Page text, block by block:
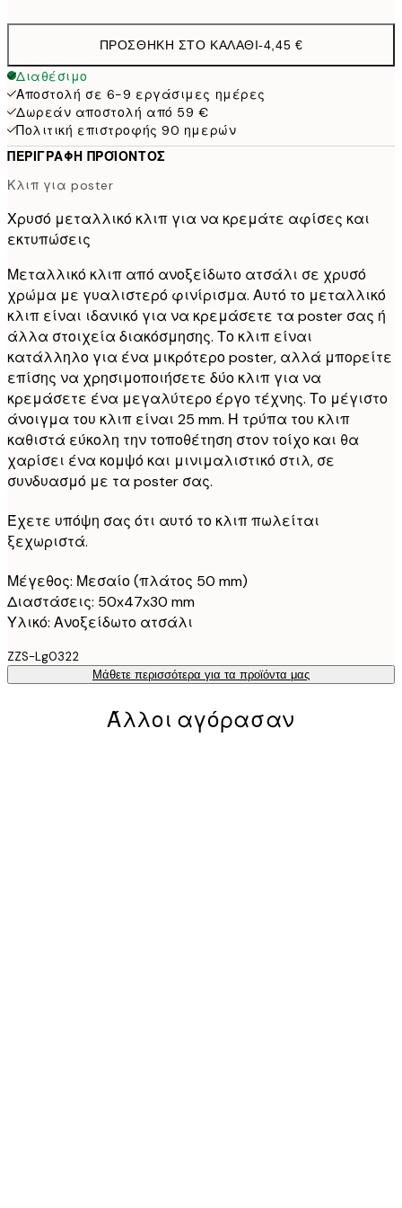
ΠΡΟΣΘΉΚΗ ΣΤΟ ΚΑΛΆΘΙ-4,45 €
Διαθέσιμο
Αποστολή σε 6-9 εργάσιμες ημέρες
Δωρεάν αποστολή από 59 €
Πολιτική επιστροφής 90 ημερών
ΠΕΡΙΓΡΑΦΉ ΠΡΟΪΌΝΤΟΣ
Κλιπ για poster
Χρυσό μεταλλικό κλιπ για να κρεμάτε αφίσες και
εκτυπώσεις
Μεταλλικό κλιπ από ανοξείδωτο ατσάλι σε χρυσό
χρώμα με γυαλιστερό φινίρισμα. Αυτό το μεταλλικό
κλιπ είναι ιδανικό για να κρεμάσετε τα poster σας ή
άλλα στοιχεία διακόσμησης. Το κλιπ είναι
κατάλληλο για ένα μικρότερο poster, αλλά μπορείτε
επίσης να χρησιμοποιήσετε δύο κλιπ για να
κρεμάσετε ένα μεγαλύτερο έργο τέχνης. Το μέγιστο
άνοιγμα του κλιπ είναι 25 mm. Η τρύπα του κλιπ
καθιστά εύκολη την τοποθέτηση στον τοίχο και θα
χαρίσει ένα κομψό και μινιμαλιστικό στιλ, σε
συνδυασμό με τα poster σας.
Έχετε υπόψη σας ότι αυτό το κλιπ πωλείται
ξεχωριστά.
Μέγεθος: Μεσαίο (πλάτος 50 mm)
Διαστάσεις: 50x47x30 mm
Υλικό: Ανοξείδωτο ατσάλι
ZZS-Lg0322
Μάθετε περισσότερα για τα προϊόντα μας
Άλλοι αγόρασαν